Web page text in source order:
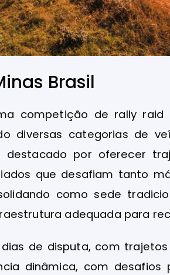
Brasil
competição de rally raid
diversas categorias de
por oferecer
que desafiam tanto
como sede
adequada para
de disputa, com
dinâmica, com desafios